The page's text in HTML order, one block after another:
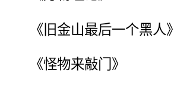
《旧金山最后一个黑人》
《怪物来敲门》